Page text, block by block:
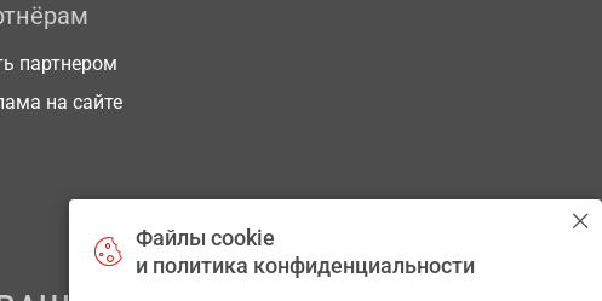
партнером
на сайте
Файлы cookie
и политика конфиденциальности